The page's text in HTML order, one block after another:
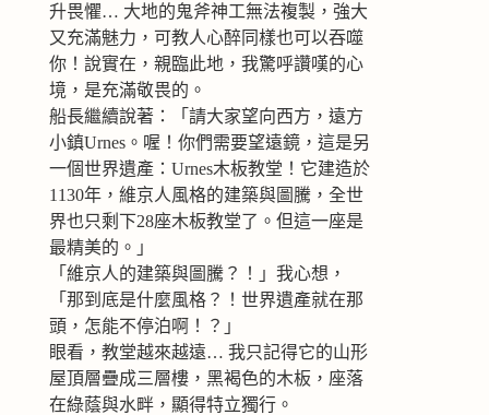
升畏懼… 大地的鬼斧神工無法複製，強大
又充滿魅力，可教人心醉同樣也可以吞噬
你！說實在，親臨此地，我驚呼讚嘆的心
境，是充滿敬畏的。
船長繼續說著：「請大家望向西方，遠方
小鎮Urnes。喔！你們需要望遠鏡，這是另
一個世界遺產：Urnes木板教堂！它建造於
1130年，維京人風格的建築與圖騰，全世
界也只剩下28座木板教堂了。但這一座是
最精美的。」
「維京人的建築與圖騰？！」我心想，
「那到底是什麼風格？！世界遺產就在那
頭，怎能不停泊啊！？」
眼看，教堂越來越遠… 我只記得它的山形
屋頂層疊成三層樓，黑褐色的木板，座落
在綠蔭與水畔，顯得特立獨行。